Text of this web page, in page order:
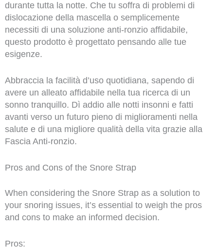
durante tutta la notte. Che tu soffra di problemi di
dislocazione della mascella o semplicemente
necessiti di una soluzione anti-ronzio affidabile,
questo prodotto è progettato pensando alle tue
esigenze.
Abbraccia la facilità d’uso quotidiana, sapendo di
avere un alleato affidabile nella tua ricerca di un
sonno tranquillo. Dì addio alle notti insonni e fatti
avanti verso un futuro pieno di miglioramenti nella
salute e di una migliore qualità della vita grazie alla
Fascia Anti-ronzio.
Pros and Cons of the Snore Strap
When considering the Snore Strap as a solution to
your snoring issues, it’s essential to weigh the pros
and cons to make an informed decision.
Pros: